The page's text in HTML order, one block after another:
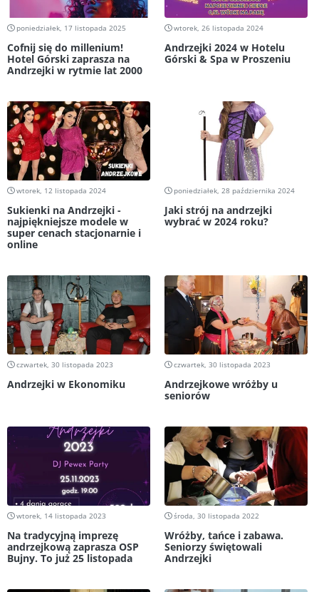
poniedziałek, 17 listopada 2025
Cofnij się do millenium!
Hotel Górski zaprasza na
Andrzejki w rytmie lat 2000
wtorek, 26 listopada 2024
Andrzejki 2024 w Hotelu
Górski & Spa w Proszeniu
wtorek, 12 listopada 2024
Sukienki na Andrzejki -
najpiękniejsze modele w
super cenach stacjonarnie i
online
poniedziałek, 28 października 2024
Jaki strój na andrzejki
wybrać w 2024 roku?
czwartek, 30 listopada 2023
Andrzejki w Ekonomiku
czwartek, 30 listopada 2023
Andrzejkowe wróżby u
seniorów
wtorek, 14 listopada 2023
Na tradycyjną imprezę
andrzejkową zaprasza OSP
Bujny. To już 25 listopada
środa, 30 listopada 2022
Wróżby, tańce i zabawa.
Seniorzy świętowali
Andrzejki